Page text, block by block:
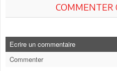
COMMENTER
Ecrire un commentaire
Commenter